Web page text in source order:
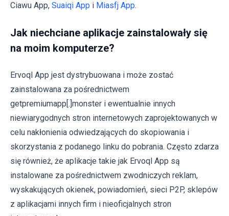
Ciawu App, Suaiqi App i Miasfj App.
Jak niechciane aplikacje zainstalowały się
na moim komputerze?
Ervoql App jest dystrybuowana i może zostać
zainstalowana za pośrednictwem
getpremiumapp[.]monster i ewentualnie innych
niewiarygodnych stron internetowych zaprojektowanych w
celu nakłonienia odwiedzających do skopiowania i
skorzystania z podanego linku do pobrania. Często zdarza
się również, że aplikacje takie jak Ervoql App są
instalowane za pośrednictwem zwodniczych reklam,
wyskakujących okienek, powiadomień, sieci P2P, sklepów
z aplikacjami innych firm i nieoficjalnych stron